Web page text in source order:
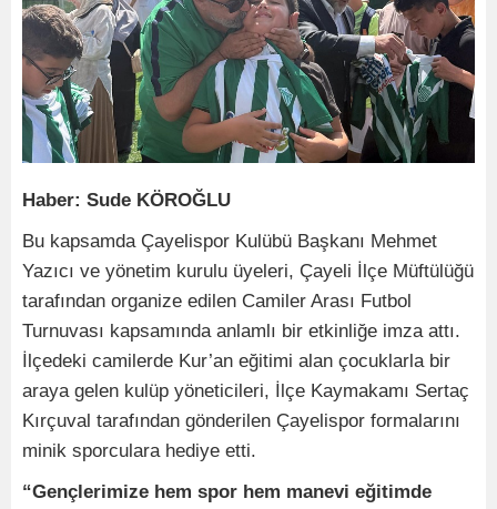
Haber: Sude KÖROĞLU
Bu kapsamda Çayelispor Kulübü Başkanı Mehmet
Yazıcı ve yönetim kurulu üyeleri, Çayeli İlçe Müftülüğü
tarafından organize edilen Camiler Arası Futbol
Turnuvası kapsamında anlamlı bir etkinliğe imza attı.
İlçedeki camilerde Kur’an eğitimi alan çocuklarla bir
araya gelen kulüp yöneticileri, İlçe Kaymakamı Sertaç
Kırçuval tarafından gönderilen Çayelispor formalarını
minik sporculara hediye etti.
“Gençlerimize hem spor hem manevi eğitimde